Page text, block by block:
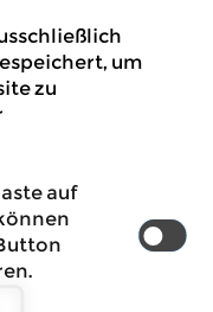
dem
Stand
um
zu
auf